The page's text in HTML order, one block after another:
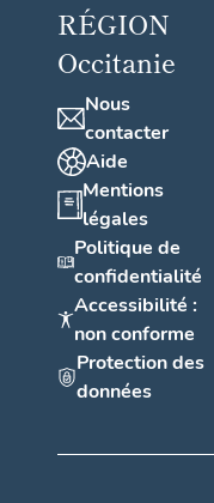
RÉGION
Occitanie
Nous
contacter
Aide
Mentions
légales
Politique de
confidentialité
Accessibilité :
non conforme
Protection des
données